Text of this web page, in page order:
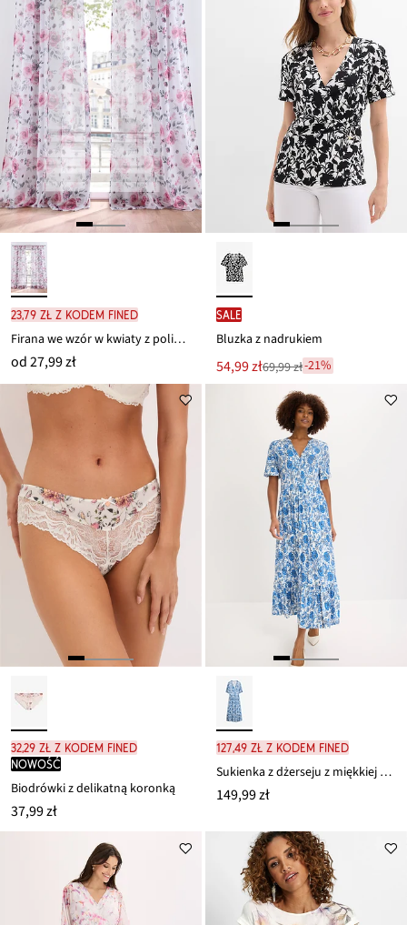
23,79 zł z kodem FINED
Firana we wzór w kwiaty z poliestrem z recyklingu (1 szt.)
od27,99 zł
SALE
Bluzka z nadrukiem
Nowa
cena
54,99 zł
Przeceniono
69,99 zł-21%
32,29 zł z kodem FINED
nowość
Biodrówki z delikatną koronką
37,99 zł
127,49 zł z kodem FINED
Sukienka z dżerseju z miękkiej mieszanki wiskozy
149,99 zł